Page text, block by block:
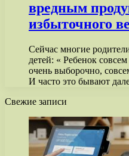
вредным
избыточного
Сейчас многие
детей: « Ребенок
очень выборочно,
И часто это бывают
Свежие записи